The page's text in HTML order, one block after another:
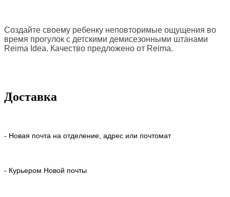
Создайте своему ребенку неповторимые ощущения во
время прогулок с детскими демисезонными штанами
Reima Idea. Качество предложено от Reima.
Доставка
- Новая почта на отделение, адрес или почтомат
- Курьером Новой почты